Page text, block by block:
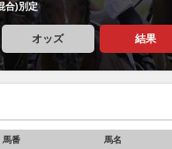
合)別定
オッズ 結果
馬番 馬名